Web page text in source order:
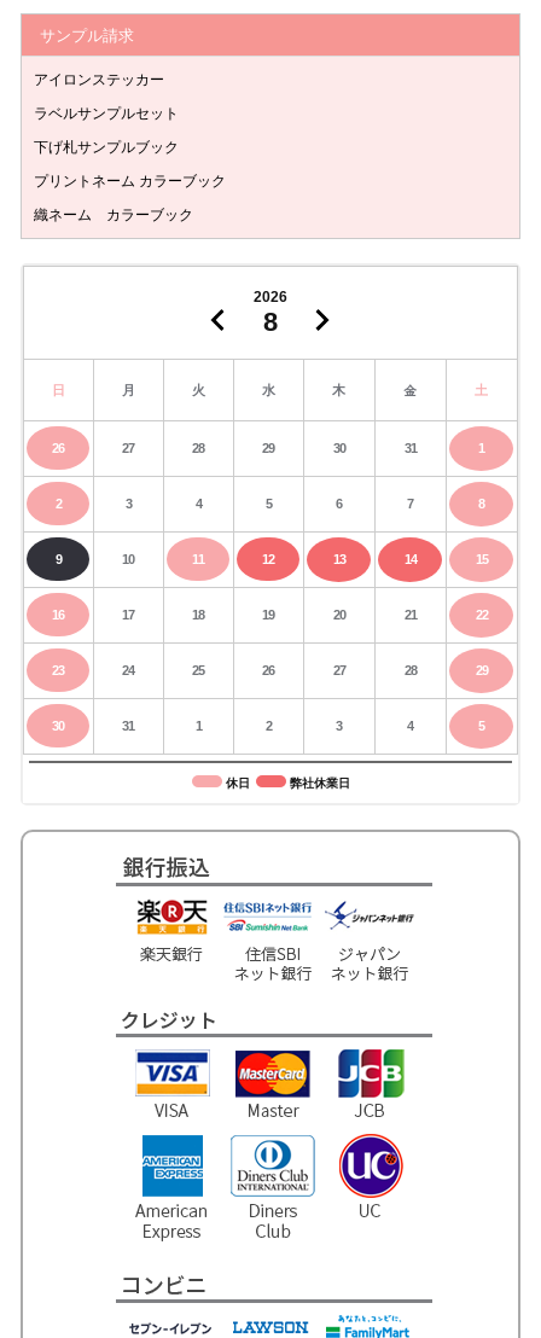
サンプル請求
アイロンステッカー
ラベルサンプルセット
下げ札サンプルブック
プリントネーム カラーブック
織ネーム カラーブック
2026
8
日 月 火 水 木 金 土
26 27 28 29 30 31 1
2 3 4 5 6 7 8
9 10 11 12 13 14 15
16 17 18 19 20 21 22
23 24 25 26 27 28 29
30 31 1 2 3 4 5
休日 弊社休業日